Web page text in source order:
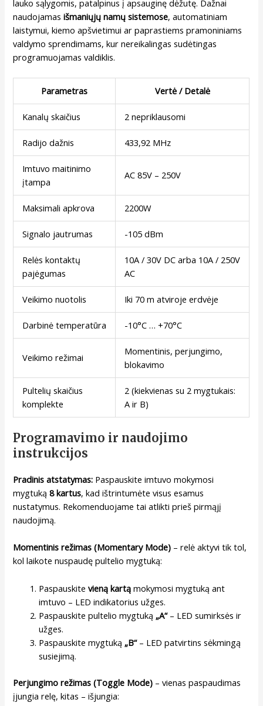
lauko sąlygomis, patalpinus į apsauginę dėžutę. Dažnai
naudojamasišmaniųjų namų sistemose, automatiniam
laistymui, kiemo apšvietimui ar paprastiems pramoniniams
valdymo sprendimams, kur nereikalingas sudėtingas
programuojamas valdiklis.
Parametras Vertė / Detalė
Kanalų skaičius 2 nepriklausomi
Radijo dažnis 433,92 MHz
Imtuvo maitinimo
įtampa
AC 85V – 250V
Maksimali apkrova 2200W
Signalo jautrumas -105 dBm
Relės kontaktų
pajėgumas
10A / 30V DC arba 10A / 250V
AC
Veikimo nuotolis Iki 70 m atviroje erdvėje
Darbinė temperatūra -10°C … +70°C
Veikimo režimai
Momentinis, perjungimo,
blokavimo
Pultelių skaičius
komplekte
2 (kiekvienas su 2 mygtukais:
A ir B)
Programavimo ir naudojimo
instrukcijos
Pradinis atstatymas: Paspauskite imtuvo mokymosi
mygtuką8 kartus, kad ištrintumėte visus esamus
nustatymus. Rekomenduojame tai atlikti prieš pirmąjį
naudojimą.
Momentinis režimas (Momentary Mode) – relė aktyvi tik tol,
kol laikote nuspaudę pultelio mygtuką:
Paspauskitevieną kartą mokymosi mygtuką ant
imtuvo – LED indikatorius užges.
Paspauskite pultelio mygtuką „A“– LED sumirksės ir
užges.
Paspauskite mygtuką „B“– LED patvirtins sėkmingą
susiejimą.
Perjungimo režimas (Toggle Mode) – vienas paspaudimas
įjungia relę, kitas – išjungia: